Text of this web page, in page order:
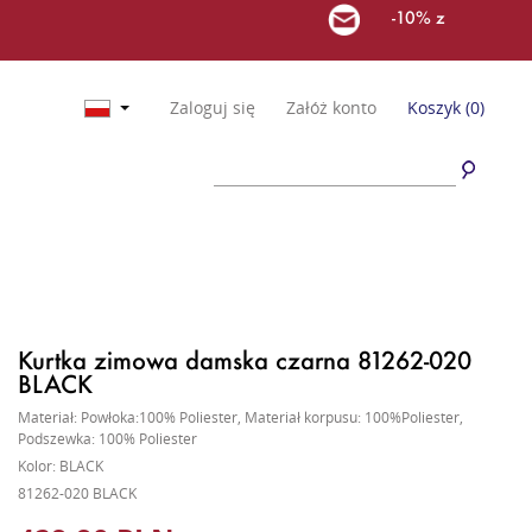
-10% z
Zaloguj się Załóż konto Koszyk (0)
Kurtka zimowa damska czarna 81262-020
BLACK
Materiał: Powłoka:100% Poliester, Materiał korpusu: 100%Poliester,
Podszewka: 100% Poliester
Kolor: BLACK
81262-020 BLACK